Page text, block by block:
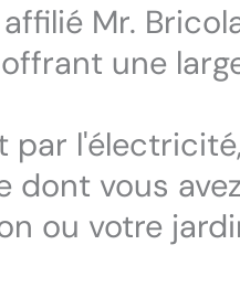
Mr.
une
dont vous
ou votre